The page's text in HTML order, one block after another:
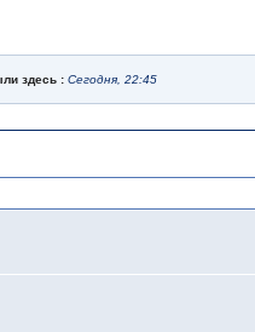
здесь :Сегодня, 22:45